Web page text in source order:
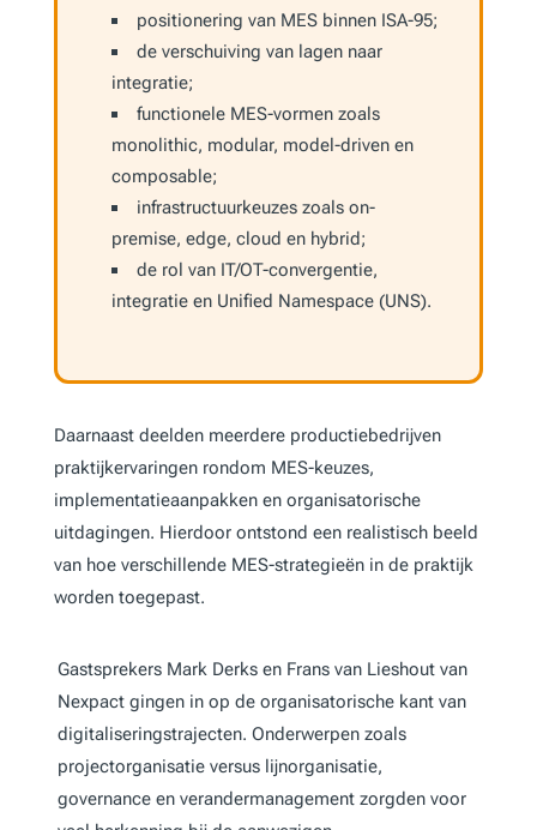
positionering van MES binnen ISA-95;
de verschuiving van lagen naar
integratie;
functionele MES-vormen zoals
monolithic, modular, model-driven en
composable;
infrastructuurkeuzes zoals on-
premise, edge, cloud en hybrid;
de rol van IT/OT-convergentie,
integratie en Unified Namespace (UNS).
Daarnaast deelden meerdere productiebedrijven
praktijkervaringen rondom MES-keuzes,
implementatieaanpakken en organisatorische
uitdagingen. Hierdoor ontstond een realistisch beeld
van hoe verschillende MES-strategieën in de praktijk
worden toegepast.
Gastsprekers Mark Derks en Frans van Lieshout van
Nexpact gingen in op de organisatorische kant van
digitaliseringstrajecten. Onderwerpen zoals
projectorganisatie versus lijnorganisatie,
governance en verandermanagement zorgden voor